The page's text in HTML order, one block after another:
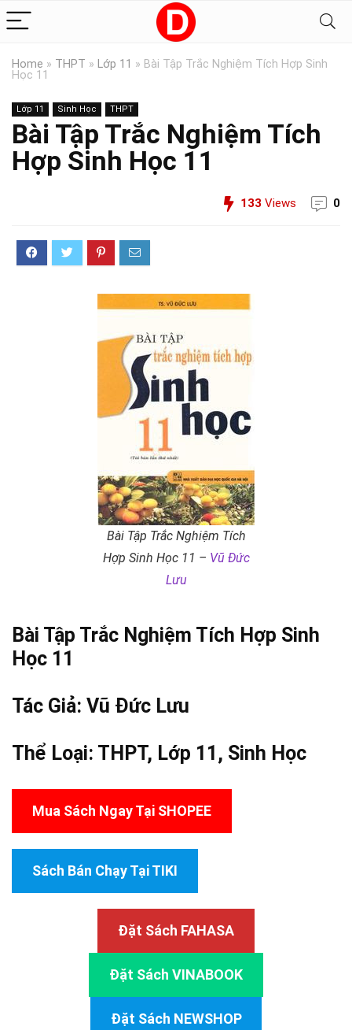
Home » THPT » Lớp 11 » Bài Tập Trắc Nghiệm Tích Hợp Sinh
Học 11
Lớp 11 Sinh Học THPT
Bài Tập Trắc Nghiệm Tích
Hợp Sinh Học 11
133 Views 0
Bài Tập Trắc Nghiệm Tích
Hợp Sinh Học 11 – Vũ Đức
Lưu
Bài Tập Trắc Nghiệm Tích Hợp Sinh
Học 11
Tác Giả: Vũ Đức Lưu
Thể Loại: THPT, Lớp 11 , Sinh Học
Mua Sách Ngay Tại SHOPEE
Sách Bán Chạy Tại TIKI
Đặt Sách FAHASA
Đặt Sách VINABOOK
Đặt Sách NEWSHOP